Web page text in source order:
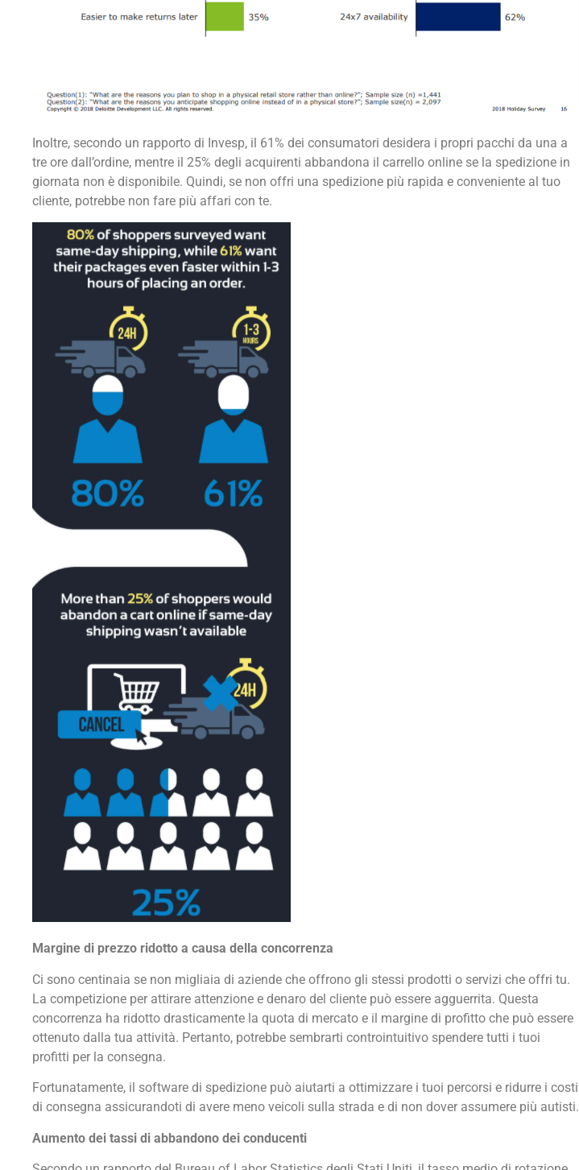
Inoltre, secondo un rapporto di Invesp, il 61% dei consumatori desidera i propri pacchi da una a
tre ore dall’ordine, mentre il 25% degli acquirenti abbandona il carrello online se la spedizione in
giornata non è disponibile. Quindi, se non offri una spedizione più rapida e conveniente al tuo
cliente, potrebbe non fare più affari con te.
Margine di prezzo ridotto a causa della concorrenza
Ci sono centinaia se non migliaia di aziende che offrono gli stessi prodotti o servizi che offri tu.
La competizione per attirare attenzione e denaro del cliente può essere agguerrita. Questa
concorrenza ha ridotto drasticamente la quota di mercato e il margine di profitto che può essere
ottenuto dalla tua attività. Pertanto, potrebbe sembrarti controintuitivo spendere tutti i tuoi
profitti per la consegna.
Fortunatamente, il software di spedizione può aiutarti a ottimizzare i tuoi percorsi e ridurre i costi
di consegna assicurandoti di avere meno veicoli sulla strada e di non dover assumere più autisti.
Aumento dei tassi di abbandono dei conducenti